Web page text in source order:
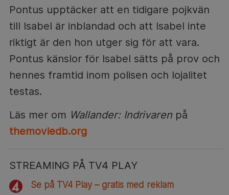
Pontus upptäcker att en tidigare pojkvän
till Isabel är inblandad och att Isabel inte
riktigt är den hon utger sig för att vara.
Pontus känslor för Isabel sätts på prov och
hennes framtid inom polisen och lojalitet
testas.
Läs mer om Wallander: Indrivarenpå
themoviedb.org
STREAMING PÅ TV4 PLAY
Se på TV4 Play – gratis med reklam